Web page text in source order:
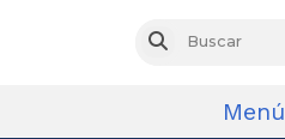
Buscar
Menú